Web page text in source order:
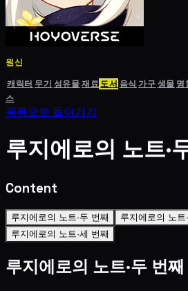
원신
캐릭터 무기 성유물재료도서 음식 가구생물 명
스
목록으로 돌아가기
루지에로의 노트·
Content
루지에로의 노트·두 번째
루지에로의 노트
루지에로의 노트·세 번째
루지에로의 노트·두 번째